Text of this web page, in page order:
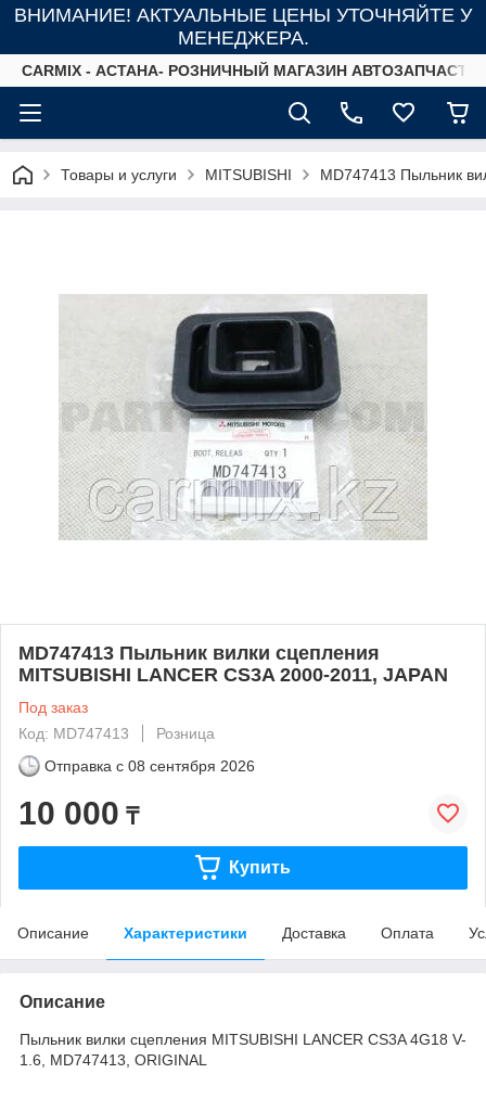
ВНИМАНИЕ! АКТУАЛЬНЫЕ ЦЕНЫ УТОЧНЯЙТЕ У
МЕНЕДЖЕРА.
СARMIX - АСТАНА- РОЗНИЧНЫЙ МАГАЗИН
Товары и услуги MITSUBISHI MD747413 Пыльник
MD747413 Пыльник вилки сцепления
MITSUBISHI LANCER CS3A 2000-2011, JAPAN
Под заказ
Код: MD747413
Розница
Отправка с 08 сентября 2026
10 000 ₸
Купить
Описание Характеристики Доставка Оплата
Описание
Пыльник вилки сцепления MITSUBISHI LANCER CS3A 4G18 V-
1.6, MD747413, ORIGINAL